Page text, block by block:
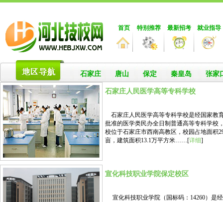
首页 特别推荐 最新招考 就业指导
石家庄 唐山 保定 秦皇岛 张家
石家庄人民医学高等专科学校
石家庄人民医学高等专科学校是经国家教
批准的医学类民办全日制普通高等专科学校
校位于石家庄市西南高教区，校园占地面积
亩，建筑面积13.1万平方米……[详细]
宣化科技职业学院保定校区
宣化科技职业学院（国标码：14260）是